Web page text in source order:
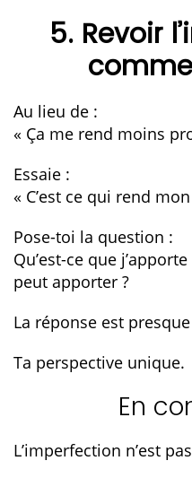
5. Revoir
Au lieu de :
« Ça me rend moins
Essaie :
« C’est ce qui rend
Pose-toi la question :
Qu’est-ce que
peut apporter ?
La réponse est
Ta perspective unique.
En
L’imperfection n’est